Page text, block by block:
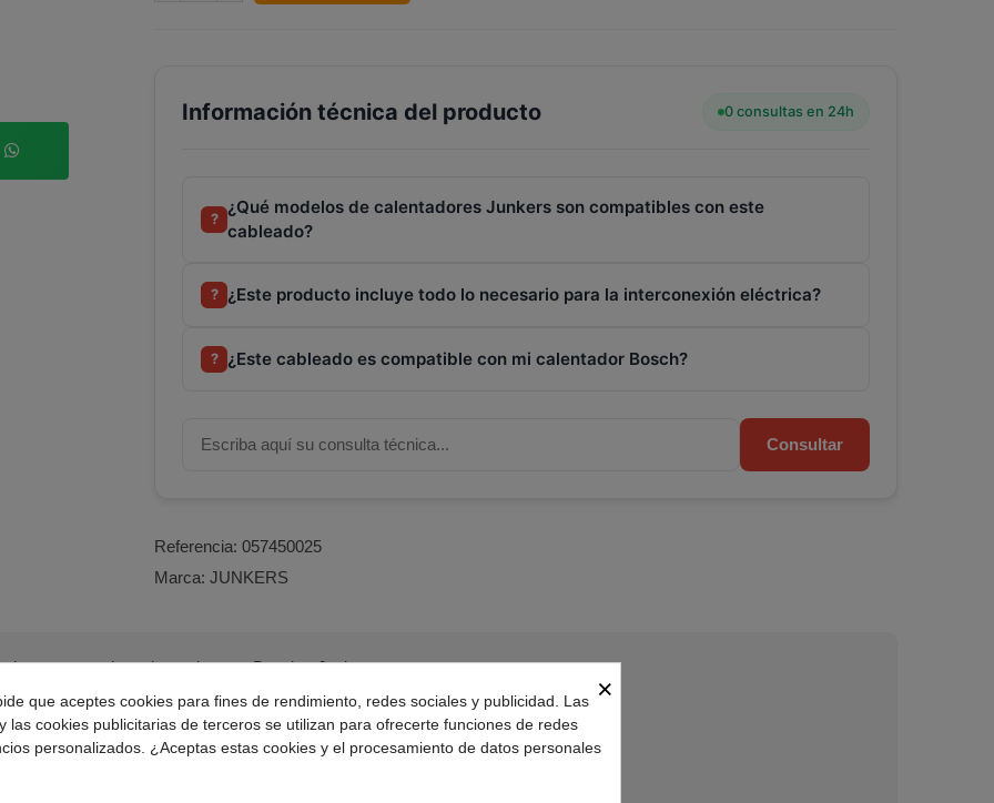
Información técnica del producto 0 consultas en 24h
?
¿Qué modelos de calentadores Junkers son compatibles con este
cableado?
? ¿Este producto incluye todo lo necesario para la interconexión eléctrica?
? ¿Este cableado es compatible con mi calentador Bosch?
Consultar
Referencia: 057450025
Marca: JUNKERS
para calentadores de agua Bosch o Junkers.
completa para el módulo de control del calentador.
.
×
que aceptes cookies para fines de rendimiento, redes sociales y publicidad. Las
las cookies publicitarias de terceros se utilizan para ofrecerte funciones de redes
personalizados. ¿Aceptas estas cookies y el procesamiento de datos personales